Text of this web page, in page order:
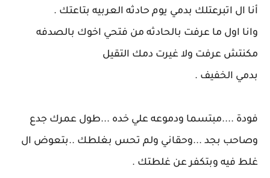
أنا ال اتبرعتلك بدمي يوم حادثه العربيه بتاعتك .
وانا اول ما عرفت بالحادثه من فتحي اخوك بالصدفه
مكنتش عرفت ولا غيرت دمك التقيل
بدمي الخفيف .
فودة ....مبتسما ودموعه علي خده ...طول عمرك جدع
وصاحب بجد ...وحقاني ولم تحس بغلطك ..بتعوض ال
غلط فيه وبتكفر عن غلطتك .